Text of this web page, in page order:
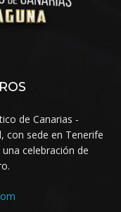
de Canarias -
con sede en Tenerife
celebración de